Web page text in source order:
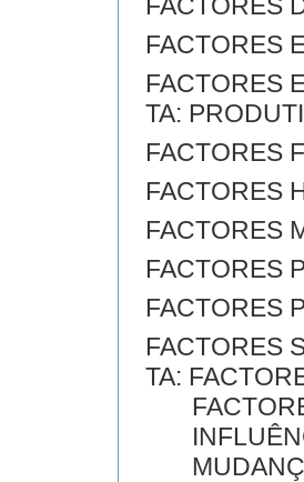
FACTORES
FACTORES
TA:
FACTORES
FACTORES
FACTORES
FACTORES
FACTORES
FACTORES
TA: